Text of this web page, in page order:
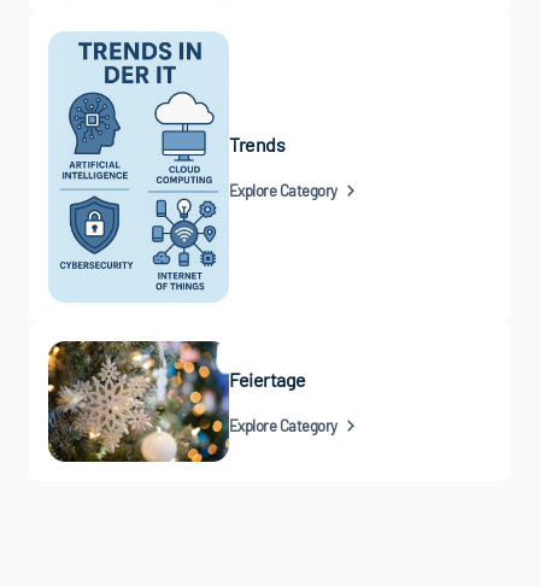
Trends
Explore Category
Feiertage
Explore Category